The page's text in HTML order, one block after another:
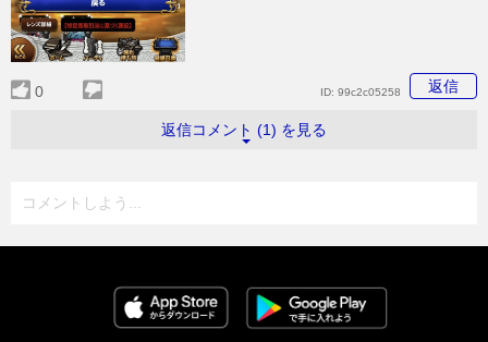
0 返信
ID: 99c2c05258
返信コメント (1) を見る
コメントしよう...